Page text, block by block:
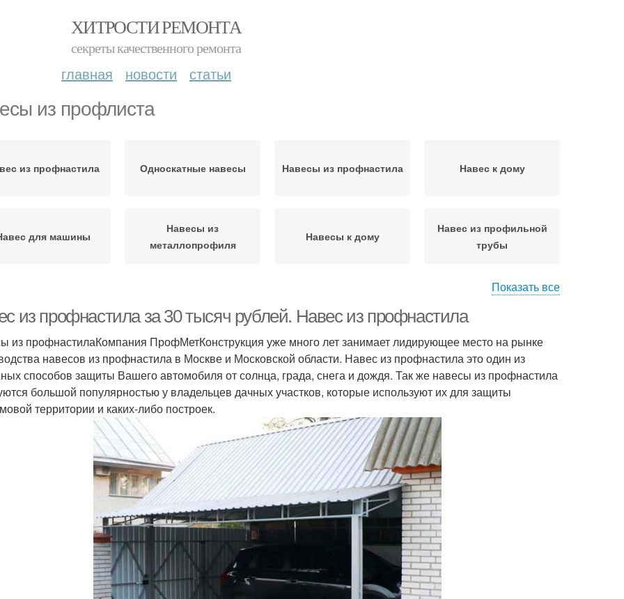
ХИТРОСТИ РЕМОНТА
секреты качественного ремонта
главная новости статьи
из профлиста
из профнастила Односкатные навесы Навесы из профнастила Навес к дому
для машины
Навесы из
металлопрофиля
Навесы к дому
Навес из профильной
трубы
Показать все
из профнастила за 30 тысяч рублей. Навес из профнастила
из профнастилаКомпания ПрофМетКонструкция уже много лет занимает лидирующее место на рынке
навесов из профнастила в Москве и Московской области. Навес из профнастила это один из
способов защиты Вашего автомобиля от солнца, града, снега и дождя. Так же навесы из профнастила
большой популярностью у владельцев дачных участков, которые используют их для защиты
территории и каких-либо построек.